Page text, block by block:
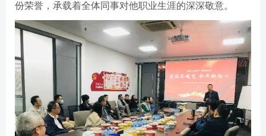
份荣誉，承载着全体同事对他职业生涯的深深敬意。